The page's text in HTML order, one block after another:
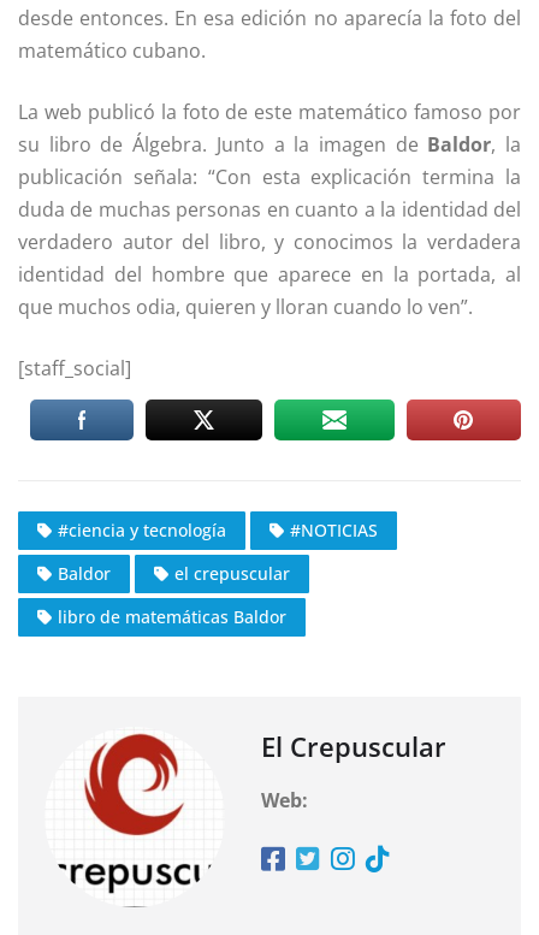
desde entonces. En esa edición no aparecía la foto del
matemático cubano.
La web publicó la foto de este matemático famoso por
su libro de Álgebra. Junto a la imagen de Baldor, la
publicación señala: “Con esta explicación termina la
duda de muchas personas en cuanto a la identidad del
verdadero autor del libro, y conocimos la verdadera
identidad del hombre que aparece en la portada, al
que muchos odia, quieren y lloran cuando lo ven”.
[staff_social]
#ciencia y tecnología
#NOTICIAS
Baldor
el crepuscular
libro de matemáticas Baldor
El Crepuscular
Web: